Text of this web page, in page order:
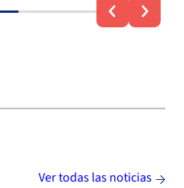
Ver todas las noticias